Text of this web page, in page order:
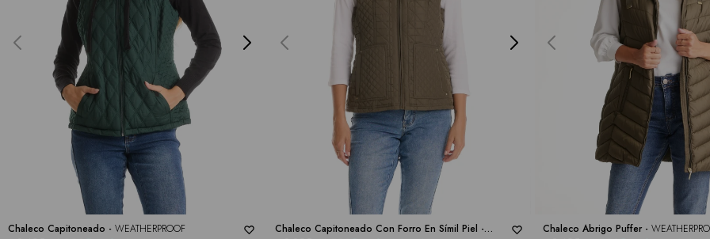
Chaleco Capitoneado - WEATHERPROOF
Chaleco Capitoneado Con Forro En Símil Piel -
Chaleco Abrigo Puffer -